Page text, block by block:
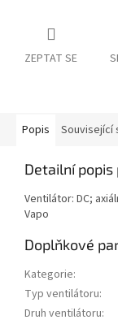
ZEPTAT SE
Popis Související
Detailní popis
Ventilátor: DC;
Vapo
Doplňkové
Kategorie:
Typ ventilátoru:
Druh ventilátoru: